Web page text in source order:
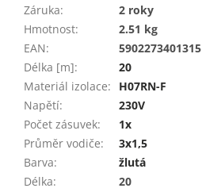
Záruka:
2 roky
Hmotnost:
2.51 kg
EAN:
5902273401315
Délka [m]:
20
Materiál izolace:
H07RN-F
Napětí:
230V
Počet zásuvek:
1x
Průměr vodiče:
3x1,5
Barva:
žlutá
Délka:
20